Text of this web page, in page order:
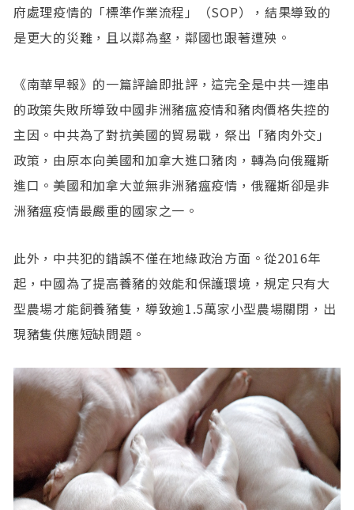
府處理疫情的「標準作業流程」（SOP），結果導致的
是更大的災難，且以鄰為壑，鄰國也跟著遭殃。
《南華早報》的一篇評論即批評，這完全是中共一連串
的政策失敗所導致中國非洲豬瘟疫情和豬肉價格失控的
主因。中共為了對抗美國的貿易戰，祭出「豬肉外交」
政策，由原本向美國和加拿大進口豬肉，轉為向俄羅斯
進口。美國和加拿大並無非洲豬瘟疫情，俄羅斯卻是非
洲豬瘟疫情最嚴重的國家之一。
此外，中共犯的錯誤不僅在地緣政治方面。從2016年
起，中國為了提高養豬的效能和保護環境，規定只有大
型農場才能飼養豬隻，導致逾1.5萬家小型農場關閉，出
現豬隻供應短缺問題。